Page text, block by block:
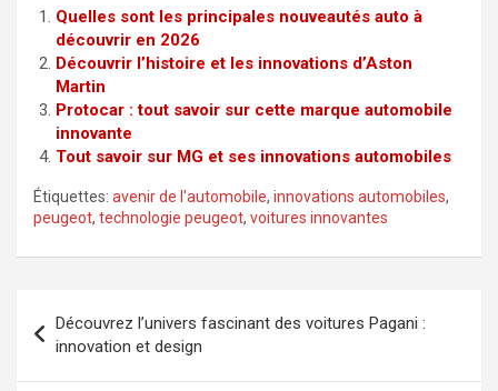
Quelles sont les principales nouveautés auto à
découvrir en 2026
Découvrir l’histoire et les innovations d’Aston
Martin
Protocar : tout savoir sur cette marque automobile
innovante
Tout savoir sur MG et ses innovations automobiles
Étiquettes: avenir de l'automobile, innovations automobiles,
peugeot, technologie peugeot, voitures innovantes
de
l’article
Découvrez l’univers fascinant des voitures Pagani :
innovation et design